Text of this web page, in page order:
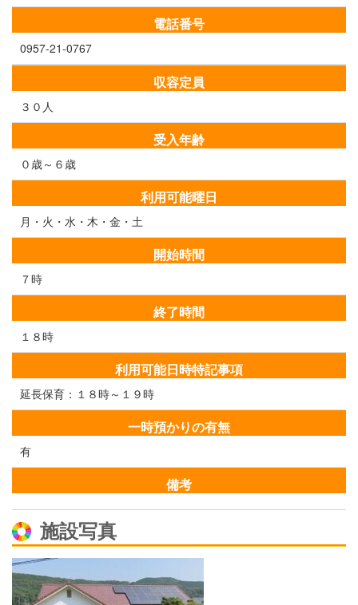
電話番号
0957-21-0767
収容定員
３０人
受入年齢
０歳～６歳
利用可能曜日
月・火・水・木・金・土
開始時間
７時
終了時間
１８時
利用可能日時特記事項
延長保育：１８時～１９時
一時預かりの有無
有
備考
施設写真